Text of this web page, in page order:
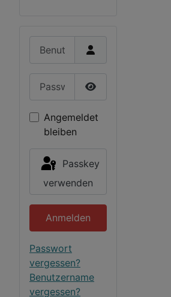
Benutzername
Passwort anzeigen
Angemeldet
bleiben
verwenden
Anmelden
Passwort
vergessen?
Benutzername
vergessen?